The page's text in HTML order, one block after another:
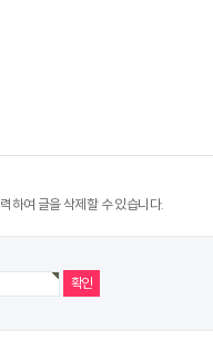
하여 글을 삭제할 수 있습니다.